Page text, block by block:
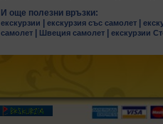
И още полезни връзки:
екскурзии екскурзия със самолет
самолет
Швеция самолет екскурзии